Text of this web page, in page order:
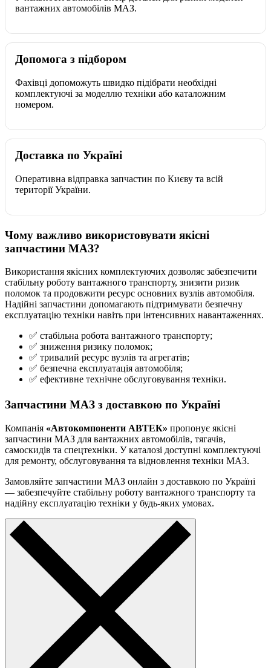
вантажних автомобілів МАЗ.
Допомога з підбором
Фахівці допоможуть швидко підібрати необхідні
комплектуючі за моделлю техніки або каталожним
номером.
Доставка по Україні
Оперативна відправка запчастин по Києву та всій
території України.
Чому важливо використовувати якісні
запчастини МАЗ?
Використання якісних комплектуючих дозволяє забезпечити
стабільну роботу вантажного транспорту, знизити ризик
поломок та продовжити ресурс основних вузлів автомобіля.
Надійні запчастини допомагають підтримувати безпечну
експлуатацію техніки навіть при інтенсивних навантаженнях.
✅ стабільна робота вантажного транспорту;
✅ зниження ризику поломок;
✅ тривалий ресурс вузлів та агрегатів;
✅ безпечна експлуатація автомобіля;
✅ ефективне технічне обслуговування техніки.
Запчастини МАЗ з доставкою по Україні
Компанія «Автокомпоненти АВТЕК» пропонує якісні
запчастини МАЗ для вантажних автомобілів, тягачів,
самоскидів та спецтехніки. У каталозі доступні комплектуючі
для ремонту, обслуговування та відновлення техніки МАЗ.
Замовляйте запчастини МАЗ онлайн з доставкою по Україні
— забезпечуйте стабільну роботу вантажного транспорту та
надійну експлуатацію техніки у будь-яких умовах.